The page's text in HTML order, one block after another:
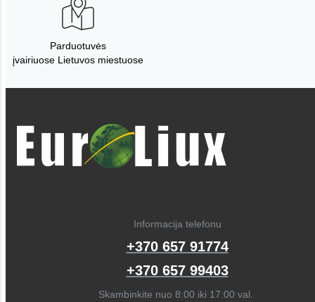
Parduotuvės
įvairiuose Lietuvos miestuose
Informacija telefonu
+370 657 91774
+370 657 99403
Skambinkite nuo 8:00 iki 17:00 val.